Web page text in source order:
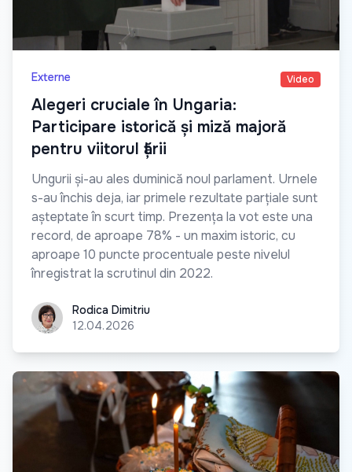
Externe Video
Alegeri cruciale în Ungaria:
Participare istorică și miză majoră
pentru viitorul țării
Ungurii și-au ales duminică noul parlament. Urnele
s-au închis deja, iar primele rezultate parțiale sunt
așteptate în scurt timp. Prezența la vot este una
record, de aproape 78% - un maxim istoric, cu
aproape 10 puncte procentuale peste nivelul
înregistrat la scrutinul din 2022.
Rodica Dimitriu
Rodica Dimitriu
12.04.2026